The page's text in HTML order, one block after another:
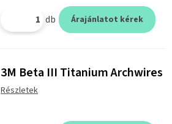
db Árajánlatot kérek
3M Beta III Titanium Archwires
Részletek